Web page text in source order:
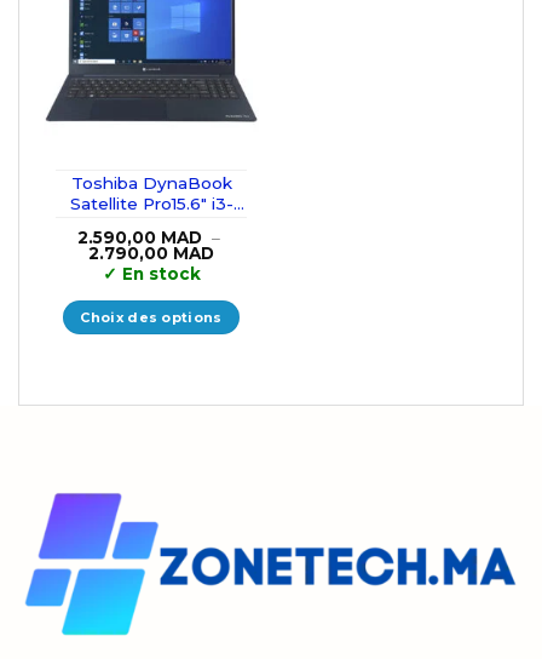
Toshiba DynaBook
Satellite Pro15.6″ i3-
SSD
2.590,00 MAD –
2.790,00 MAD
2.590,00 MAD
à
2.790,00 MAD
✓ En stock
Choix des options
peuvent
être
choisies